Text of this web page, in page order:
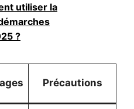
utiliser la
?
Précautions